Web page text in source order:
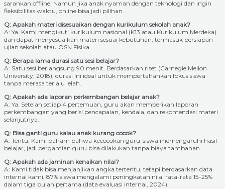
sarankan offline. Namun jika anak nyaman dengan teknologi dan ingin
fleksibilitas waktu, online bisa jadi pilihan.
Q: Apakah materi disesuaikan dengan kurikulum sekolah anak?
A: Ya. Kami mengikuti kurikulum nasional (K13 atau Kurikulum Merdeka)
dan dapat menyesuaikan materi sesuai kebutuhan, termasuk persiapan
ujian sekolah atau OSN Fisika.
Q: Berapa lama durasi satu sesi belajar?
A: Satu sesi berlangsung 90 menit. Berdasarkan riset (Carnegie Mellon
University, 2018), durasi ini ideal untuk mempertahankan fokus siswa
tanpa merasa terlalu lelah.
Q: Apakah ada laporan perkembangan belajar anak?
A: Ya. Setelah setiap 4 pertemuan, guru akan memberikan laporan
perkembangan yang berisi pencapaian, kendala, dan rekomendasi materi
selanjutnya.
Q: Bisa ganti guru kalau anak kurang cocok?
A: Tentu. Kami paham bahwa kecocokan guru-siswa memengaruhi hasil
belajar, jadi pergantian guru bisa dilakukan tanpa biaya tambahan.
Q: Apakah ada jaminan kenaikan nilai?
A: Kami tidak bisa menjanjikan angka tertentu, tetapi berdasarkan data
internal kami, 87% siswa mengalami peningkatan nilai rata-rata 15–25%
dalam tiga bulan pertama (data evaluasi internal, 2024).